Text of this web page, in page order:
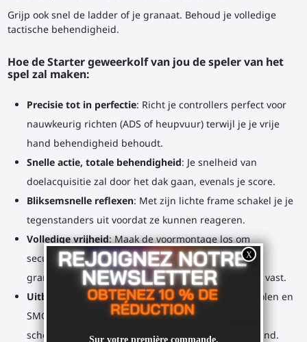
Grijp ook snel de ladder of je granaat. Behoud je volledige
tactische behendigheid.
Hoe de Startergeweerkolfvan jou de speler van het
spel zal maken:
Precisie tot in perfectie: Richt je controllers perfect voor
nauwkeurig richten (ADS of heupvuur) terwijl je je vrije
hand behendigheid behoudt.
Snelle actie, totale behendigheid: Je snelheid van
doelacquisitie zal door het dak gaan, evenals je score.
Bliksemsnelle reflexen: Met zijn lichte frame schakel je je
tegenstanders uit voordat ze kunnen reageren.
Volledige vrijheid: Maak de voormontage los om
secundaire acties uit te voeren zoals herladen of
granaten gooien, en klik hem in een oogwenk weer vast.
Uitbreidbaar: Perfecte simulator voor machinepistolen en
SMG's. Voeg een afneembare kolf toe om hem op je
schouder te plaatsen voor schoten op langere afstand.